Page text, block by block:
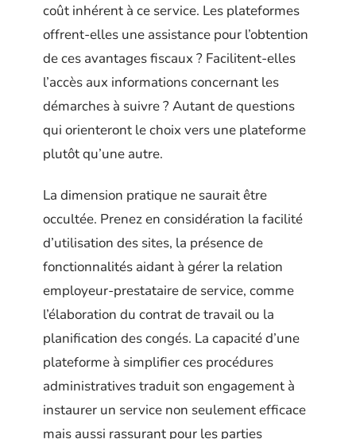
coût inhérent à ce service. Les plateformes
offrent-elles une assistance pour l’obtention
de ces avantages fiscaux ? Facilitent-elles
l’accès aux informations concernant les
démarches à suivre ? Autant de questions
qui orienteront le choix vers une plateforme
plutôt qu’une autre.
La dimension pratique ne saurait être
occultée. Prenez en considération la facilité
d’utilisation des sites, la présence de
fonctionnalités aidant à gérer la relation
employeur-prestataire de service, comme
l’élaboration du contrat de travail ou la
planification des congés. La capacité d’une
plateforme à simplifier ces procédures
administratives traduit son engagement à
instaurer un service non seulement efficace
mais aussi rassurant pour les parties